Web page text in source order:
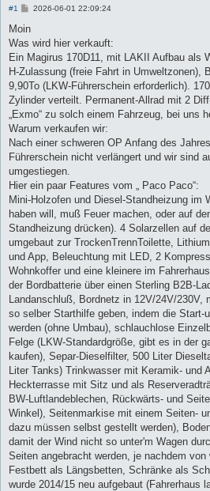
#1
B
i
a
2026-06-01 22:09:24
Moin
Was wird hier verkauft:
Ein Magirus 170D11, mit LAKII Aufbau als
H-Zulassung (freie Fahrt in Umweltzonen),
9,90To (LKW-Führerschein erforderlich).
Zylinder verteilt. Permanent-Allrad mit 2
„Exmo“ zu solch einem Fahrzeug, bei uns
Warum verkaufen wir:
Nach einer schweren OP Anfang des
Führerschein nicht verlängert und wir sind
umgestiegen.
Hier ein paar Features vom „ Paco Paco“:
Mini-Holzofen und Diesel-Standheizung im
haben will, muß Feuer machen, oder auf
Standheizung drücken). 4 Solarzellen auf
umgebaut zur TrockenTrennToilette,
und App, Beleuchtung mit LED, 2
Wohnkoffer und eine kleinere im
der Bordbatterie über einen Sterling B2B-
Landanschluß, Bordnetz in 12V/24V/230V,
so selber Starthilfe geben, indem die Start-
werden (ohne Umbau), schlauchlose
Felge (LKW-Standardgröße, gibt es in der
kaufen), Separ-Dieselfilter, 500 Liter
Liter Tanks) Trinkwasser mit Keramik- und
Heckterrasse mit Sitz und als
BW-Luftlandeblechen, Rückwärts- und
Winkel), Seitenmarkise mit einem Seiten-
dazu müssen selbst gestellt werden),
damit der Wind nicht so unter'm Wagen
Seiten angebracht werden, je nachdem von
Festbett als Längsbetten, Schränke als
wurde 2014/15 neu aufgebaut (Fahrerhaus